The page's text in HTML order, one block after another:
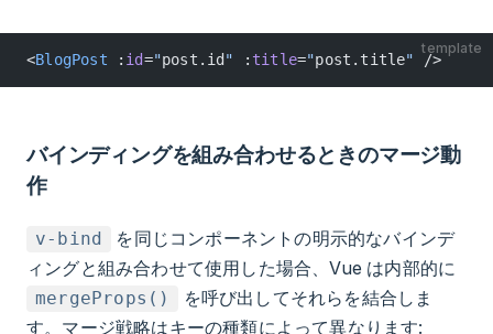
template
<BlogPost : id="post.id " : title="post.title" />
バインディングを組み合わせるときのマージ動
作
v-bind
を同じコンポーネントの明示的なバインデ
ィングと組み合わせて使用した場合、Vue は内部的に
mergeProps()
を呼び出してそれらを結合しま
す。マージ戦略はキーの種類によって異なります: